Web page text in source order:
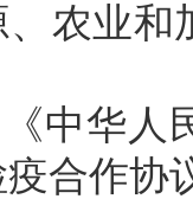
、农业和
中华人
合作协